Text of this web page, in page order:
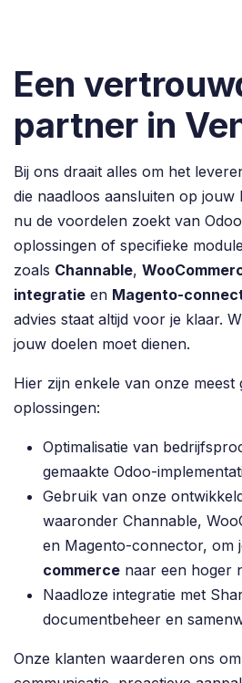
Een
partner in
Bij ons draait alles om het
die naadloos aansluiten op jouw
nu de voordelen zoekt van
oplossingen of specifieke
zoals Channable,
integratie en Magento-
advies staat altijd voor je klaar.
jouw doelen moet dienen.
Hier zijn enkele van onze meest
oplossingen:
Optimalisatie van
gemaakte Odoo-
Gebruik van onze
waaronder Channable,
en Magento-connector, om
commerce naar een hoger
Naadloze integratie met
documentbeheer en
Onze klanten waarderen ons